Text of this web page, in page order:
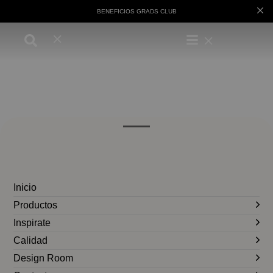
BENEFICIOS GRADS CLUB
Inicio
Productos
Inspirate
Calidad
Design Room